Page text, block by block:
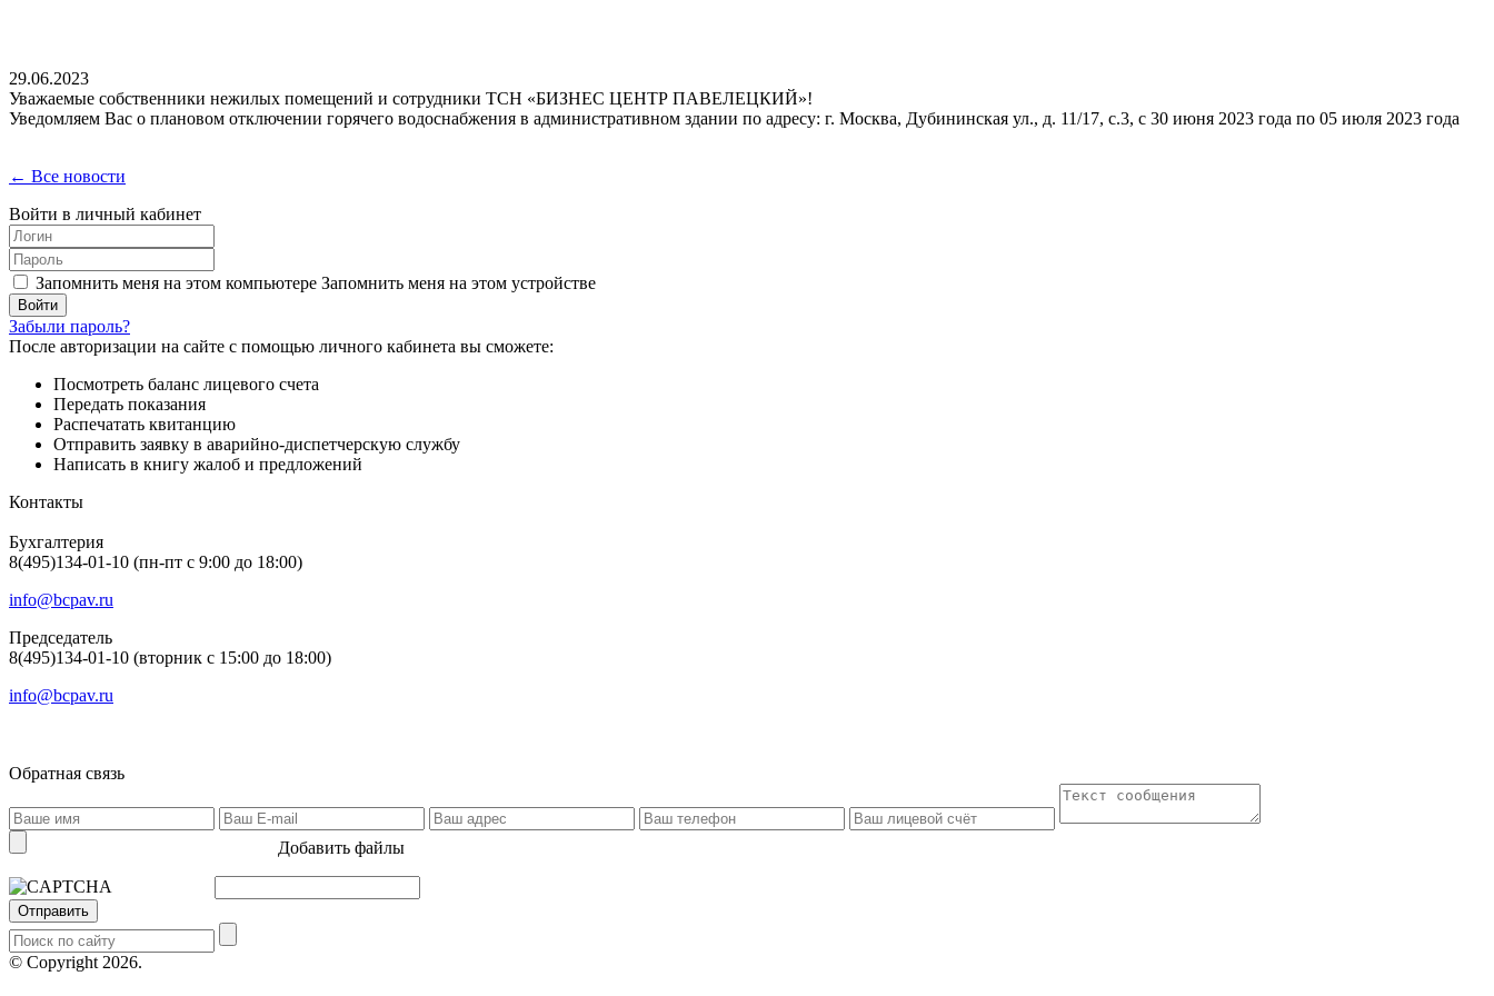
29.06.2023
Уважаемые собственники нежилых помещений и сотрудники ТСН «БИЗНЕС ЦЕНТР ПАВЕЛЕЦКИЙ»!
Уведомляем Вас о плановом отключении горячего водоснабжения в административном здании по адресу: г. Москва, Дубининская ул., д. 11/17, с.3, с 30 июня 2023 года по 05 июля 2023 года
← Все новости
Войти в личный кабинет
Запомнить меня на этом компьютере Запомнить меня на этом устройстве
Забыли пароль?
После авторизации на сайте с помощью личного кабинета вы сможете:
Посмотреть баланс лицевого счета
Передать показания
Распечатать квитанцию
Отправить заявку в аварийно-диспетчерскую службу
Написать в книгу жалоб и предложений
Контакты
Бухгалтерия
8(495)134-01-10 (пн-пт с 9:00 до 18:00)
info@bcpav.ru
Председатель
8(495)134-01-10 (вторник с 15:00 до 18:00)
info@bcpav.ru
Обратная связь
Добавить файлы
Отправить
© Copyright 2026.